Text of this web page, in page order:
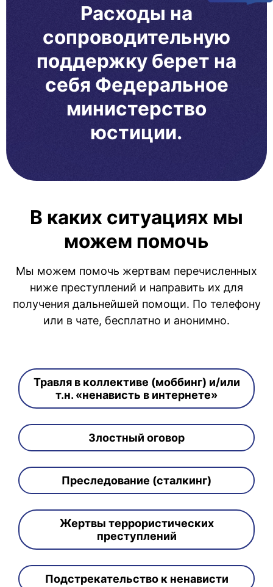
Расходы на
сопроводительную
поддержку берет на
себя Федеральное
министерство
юстиции.
В каких ситуациях мы
можем помочь
Мы можем помочь жертвам перечисленных
ниже преступлений и направить их для
получения дальнейшей помощи. По телефону
или в чате, бесплатно и анонимно.
Травля в коллективе (моббинг) и/или
т.н. «ненависть в интернете»
Злостный оговор
Преследование (сталкинг)
Жертвы террористических
преступлений
Подстрекательство к ненависти